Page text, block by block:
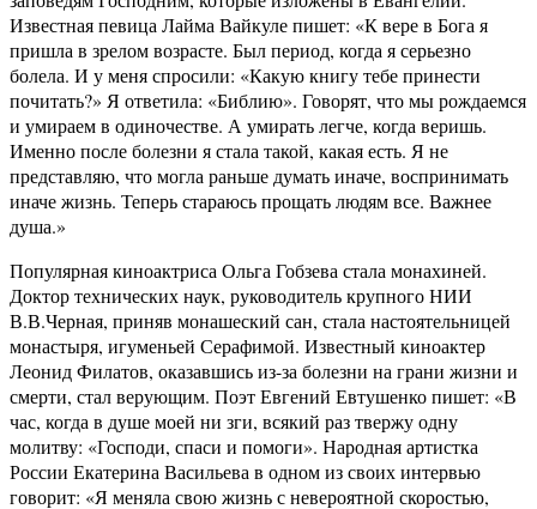
Известная певица Лайма Вайкуле пишет: «К вере в Бога я
пришла в зрелом возрасте. Был период, когда я серьезно
болела. И у меня спросили: «Какую книгу тебе принести
почитать?» Я ответила: «Библию». Говорят, что мы рождаемся
и умираем в одиночестве. А умирать легче, когда веришь.
Именно после болезни я стала такой, какая есть. Я не
представляю, что могла раньше думать иначе, воспринимать
иначе жизнь. Теперь стараюсь прощать людям все. Важнее
душа.»
Популярная киноактриса Ольга Гобзева стала монахиней.
Доктор технических наук, руководитель крупного НИИ
В.В.Черная, приняв монашеский сан, стала настоятельницей
монастыря, игуменьей Серафимой. Известный киноактер
Леонид Филатов, оказавшись из-за болезни на грани жизни и
смерти, стал верующим. Поэт Евгений Евтушенко пишет: «В
час, когда в душе моей ни зги, всякий раз твержу одну
молитву: «Господи, спаси и помоги». Народная артистка
России Екатерина Васильева в одном из своих интервью
говорит: «Я меняла свою жизнь с невероятной скоростью,